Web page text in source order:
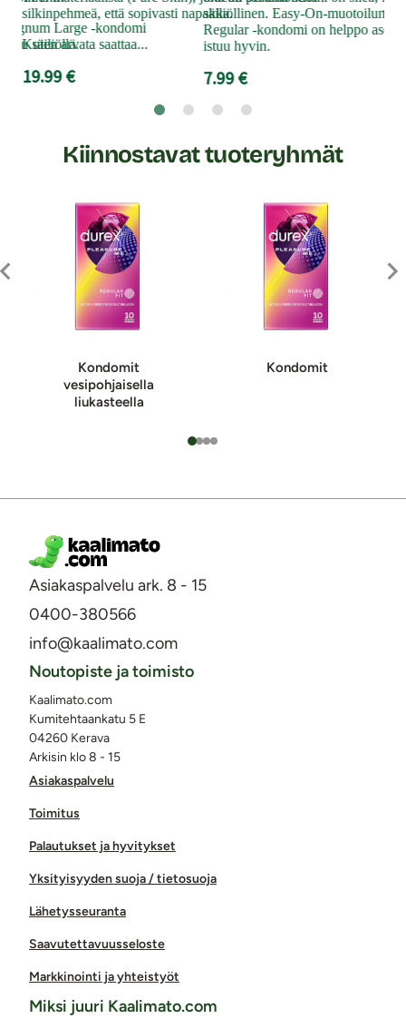
Large -kondomi
säiliöllä.
silkinpehmeä, että sopivasti napakka.
Kuten arvata saattaa...
19.99 €
säiliöllinen. Easy-On-muotoilun
Regular -kondomi on helppo
istuu hyvin.
7.99 €
Kiinnostavat tuoteryhmät
Kon­do­mit
vesipohjaisella
liukasteella
Kondomit
Asiakaspalvelu ark. 8 - 15
0400-380566
info@kaalimato.com
Asiakaspalvelu
Toimitus
Palautukset ja hyvitykset
Yksityisyyden suoja / tietosuoja
Lähetysseuranta
Saavutettavuusseloste
Markkinointi ja yhteistyöt
Noutopiste ja toimisto
Kaalimato.com
Kumitehtaankatu 5 E
04260 Kerava
Arkisin klo 8 - 15
Miksi juuri Kaalimato.com